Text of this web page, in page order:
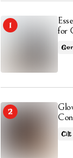
for
Cilt